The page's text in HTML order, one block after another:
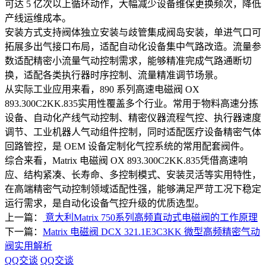
可达 5 亿次以上循环动作，大幅减少设备维保更换频次，降低
产线运维成本。
安装方式支持阀体独立安装与歧管集成阀岛安装，单进气口可
拓展多出气接口布局，适配自动化设备集中气路改造。流量参
数适配精密小流量气动控制需求，能够精准完成气路通断切
换，适配各类执行器时序控制、流量精准调节场景。
从实际工业应用来看，890 系列高速电磁阀 OX
893.300C2KK.835实用性覆盖多个行业。常用于物料高速分拣
设备、自动化产线气动控制、精密仪器流程气控、执行器速度
调节、工业机器人气动组件控制，同时适配医疗设备精密气体
回路管控，是 OEM 设备定制化气控系统的常用配套阀件。
综合来看，Matrix 电磁阀 OX 893.300C2KK.835凭借高速响
应、结构紧凑、长寿命、多控制模式、安装灵活等实用特性，
在高端精密气动控制领域适配性强，能够满足严苛工况下稳定
运行需求，是自动化设备气控升级的优质选型。
上一篇：
意大利Matrix 750系列高频直动式电磁阀的工作原理
下一篇： Matrix 电磁阀 DCX 321.1E3C3KK 微型高频精密气动
阀实用解析
QQ交谈 QQ交谈